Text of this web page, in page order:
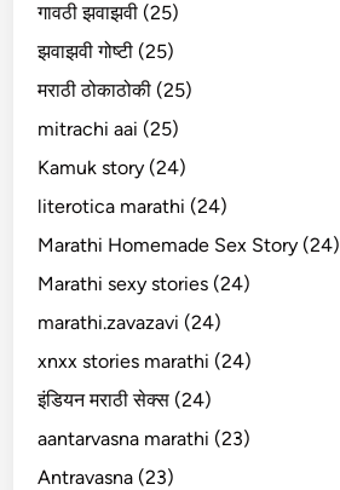
गावठी झवाझवी (25)
झवाझवी गोष्टी (25)
मराठी ठोकाठोकी (25)
mitrachi aai (25)
Kamuk story (24)
literotica marathi (24)
Marathi Homemade Sex Story (24)
Marathi sexy stories (24)
marathi.zavazavi (24)
xnxx stories marathi (24)
इंडियन मराठी सेक्स (24)
aantarvasna marathi (23)
Antravasna (23)